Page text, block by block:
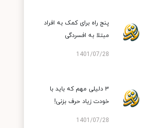
پنج راه برای کمک به افراد
مبتلا به افسردگی
1401/07/28
۳ دلیلی مهم که باید با
خودت زیاد حرف بزنی!
1401/07/28